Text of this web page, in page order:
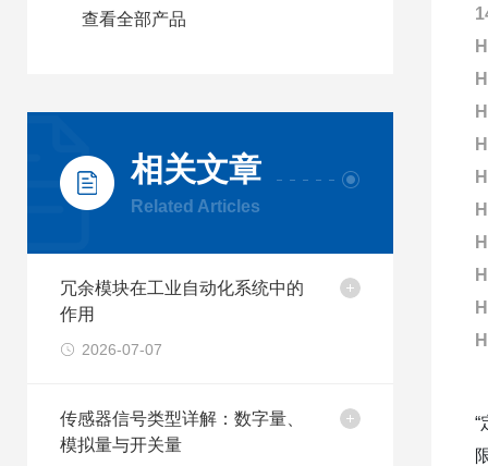
查看全部产品
相关文章
Related Articles
冗余模块在工业自动化系统中的
作用
2026-07-07
传感器信号类型详解：数字量、
模拟量与开关量
“